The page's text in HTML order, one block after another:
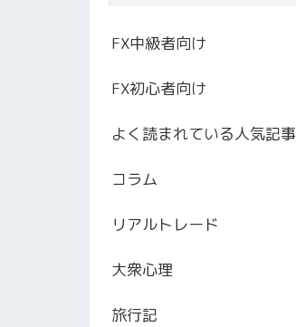
FX中級者向け
FX初心者向け
よく読まれている人気記事
コラム
リアルトレード
大衆心理
旅行記